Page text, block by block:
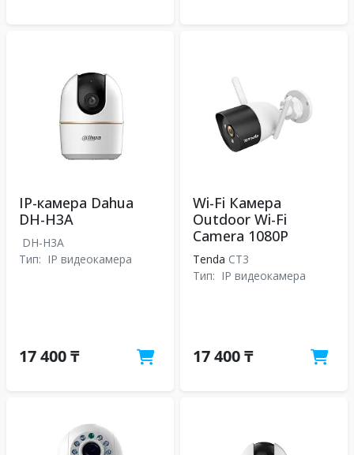
IP-камера Dahua
DH-H3A
DH-H3A
Тип: IP видеокамера
17 400 ₸
Wi-Fi Камера
Outdoor Wi-Fi
Camera 1080P
Tenda CT3
Тип: IP видеокамера
17 400 ₸